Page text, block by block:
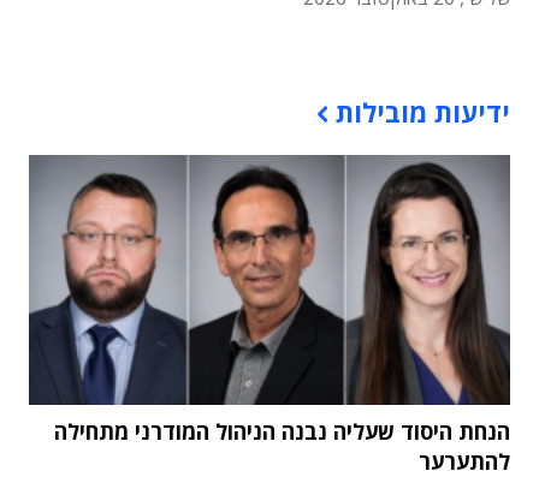
ידיעות מובילות
הנחת היסוד שעליה נבנה הניהול המודרני מתחילה
להתערער